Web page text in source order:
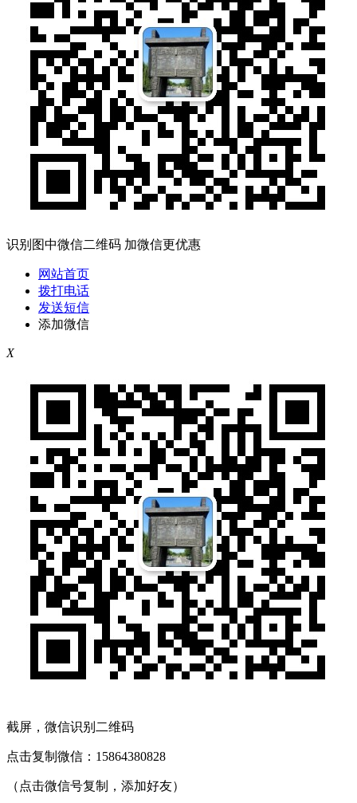
识别图中微信二维码 加微信更优惠
网站首页
拨打电话
发送短信
添加微信
X
截屏，微信识别二维码
点击复制微信：15864380828
（点击微信号复制，添加好友）